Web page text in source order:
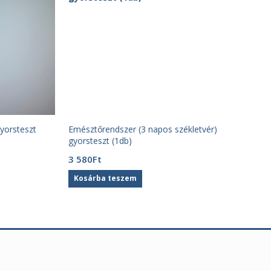
Emésztőrendszer (3 napos székletvér)
gyorsteszt (1db)
3 580Ft
Kosárba teszem